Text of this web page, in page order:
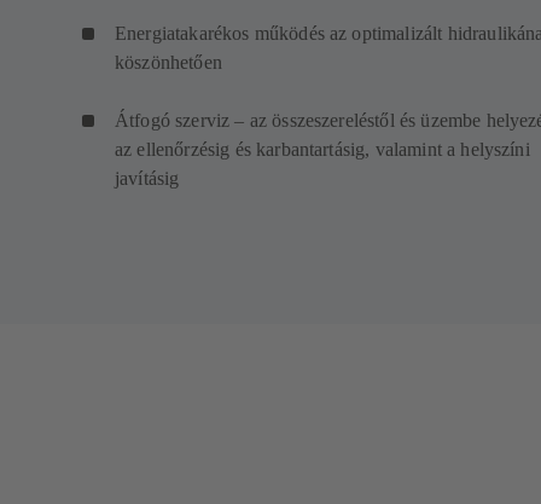
Energiatakarékos működés az optimalizált
köszönhetően
Átfogó szerviz – az összeszereléstől és üzembe
az ellenőrzésig és karbantartásig, valamint a helyszíni
javításig